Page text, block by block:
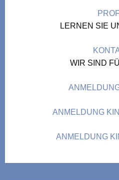
LERNEN SIE
WIR SIND
ANMELDUNG
ANMELDUNG